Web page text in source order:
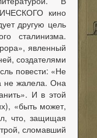
кино
другую цель
сталинизма.
явленный
создателями
повести: «Не
не жалела. Она
И в этой
«быть может,
что, защищая
сломавший